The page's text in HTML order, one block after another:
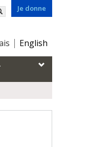
Je donne
English